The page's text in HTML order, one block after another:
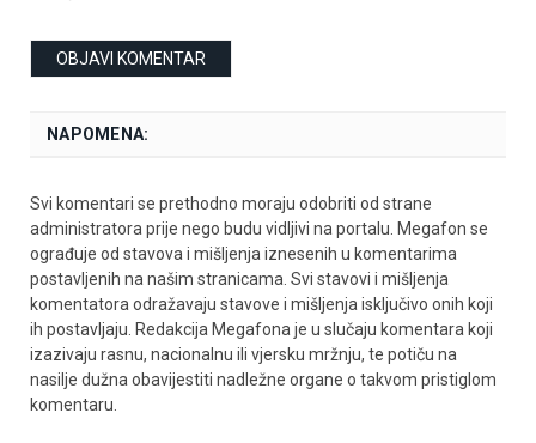
NAPOMENA:
Svi komentari se prethodno moraju odobriti od strane
administratora prije nego budu vidljivi na portalu. Megafon se
ograđuje od stavova i mišljenja iznesenih u komentarima
postavljenih na našim stranicama. Svi stavovi i mišljenja
komentatora odražavaju stavove i mišljenja isključivo onih koji
ih postavljaju. Redakcija Megafona je u slučaju komentara koji
izazivaju rasnu, nacionalnu ili vjersku mržnju, te potiču na
nasilje dužna obavijestiti nadležne organe o takvom pristiglom
komentaru.